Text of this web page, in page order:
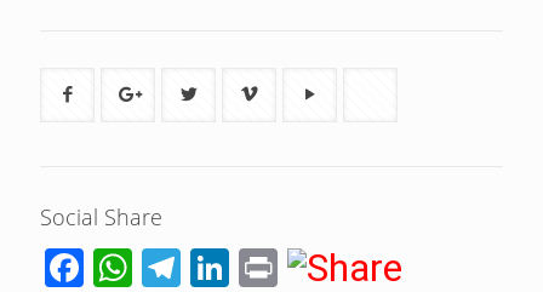
Social Share
Facebook
WhatsApp
Telegram
LinkedIn
Print